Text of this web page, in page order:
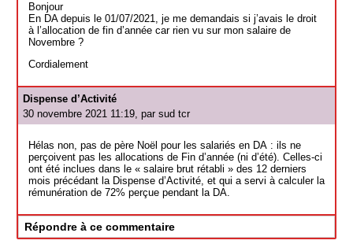
Bonjour
En DA depuis le 01/07/2021, je me demandais si j’avais le droit
à l’allocation de fin d’année car rien vu sur mon salaire de
Novembre ?
Cordialement
Dispense d’Activité
30 novembre 2021 11:19, par sud tcr
Hélas non, pas de père Noël pour les salariés en DA : ils ne
perçoivent pas les allocations de Fin d’année (ni d’été). Celles-ci
ont été inclues dans le « salaire brut rétabli » des 12 derniers
mois précédant la Dispense d’Activité, et qui a servi à calculer la
rémunération de 72% perçue pendant la DA.
Répondre à ce commentaire